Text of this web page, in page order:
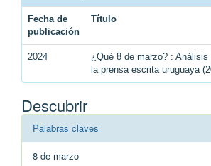
Fecha de
publicación
Título
2024
¿Qué 8 de marzo? :
la prensa escrita uruguaya
Descubrir
Palabras claves
8 de marzo